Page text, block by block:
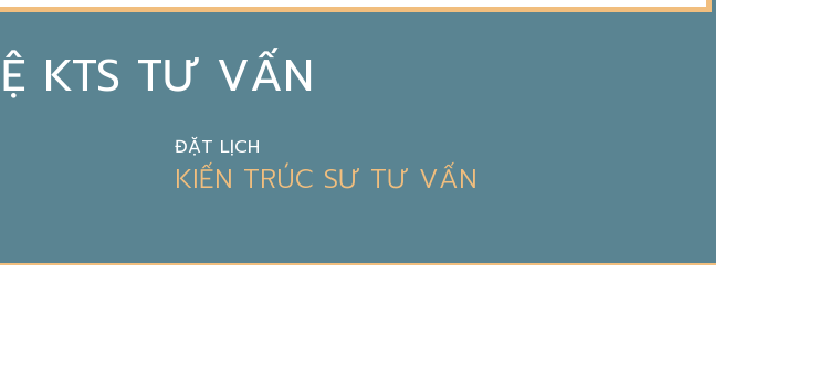
KTS TƯ VẤN
ĐẶT LỊCH
KIẾN TRÚC SƯ TƯ VẤN